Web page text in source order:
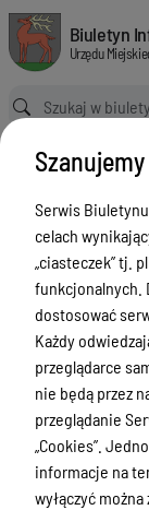
Uchwała Nr VI/33/
Biuletyn Informacji
Biuletyn
Urzędu
Ścieżka powrotu
Strona główna
Uchwała Nr VI/33/2019 Rady Miejskiej w Miłakowie z dnia 28 lutego 2019 r. w
MPZP -
Menu
Urząd Miejski w
Gmina Miłakowo
Majątek i finanse
Zamówienia
Urząd Stanu
Ewidencja
działalność
Serwis
celach
„ciasteczek” tj.
funkcjonalnych.
dostosować
Każdy
przeglądarce
nie będą przez
przeglądanie
„Cookies”.
informacje na
wyłączyć